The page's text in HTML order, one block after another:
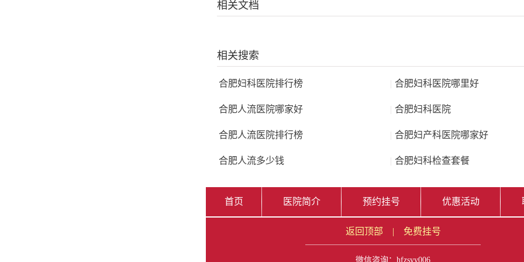
相关文档
相关搜索
合肥妇科医院排行榜 | 合肥妇科医院哪里好
合肥人流医院哪家好 | 合肥妇科医院
合肥人流医院排行榜 | 合肥妇产科医院哪家好
合肥人流多少钱 | 合肥妇科检查套餐
首页 医院简介 预约挂号 优惠活动
返回顶部 | 免费挂号
微信咨询： hfzsyy006